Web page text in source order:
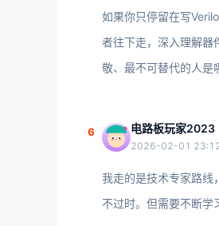
如果你只停留在写
者往下走，深入理解器
敬、最不可替代的人是
6 电路板玩家2023
2026-02-01
我走的是技术专家路线
不过时。但需要不断学